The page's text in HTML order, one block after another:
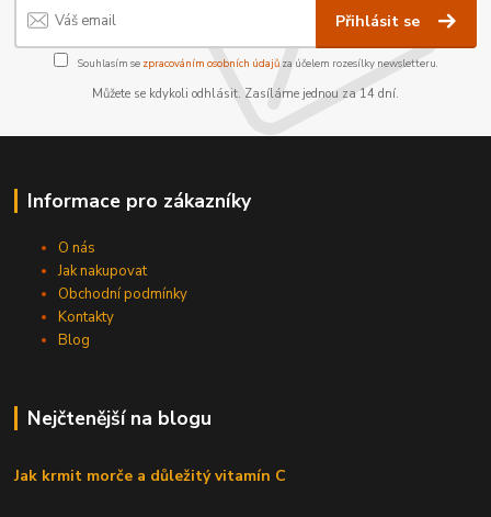
Přihlásit se
Souhlasím se zpracováním osobních údajůza účelem rozesílky newsletteru.
Můžete se kdykoli odhlásit. Zasíláme jednou za 14 dní.
Informace pro zákazníky
O nás
Jak nakupovat
Obchodní podmínky
Kontakty
Blog
Nejčtenější na blogu
Jak krmit morče a důležitý vitamín C